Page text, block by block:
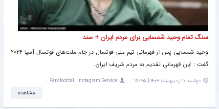
سنگ تمام وحید شمسایی برای مردم ایران + سند
وحید شمسایی پس از قهرمانی تیم ملی فوتسال در جام ملت‌های فوتسال آسیا ۲۰۲۴
گفت : این قهرمانی تقدیم به مردم شریف ایران.
دوشنبه ۱۰ اردیبهشت ۱۴۰۳ | ۱۵:۴۵ Parsfootball Instagram Service
مشاهده